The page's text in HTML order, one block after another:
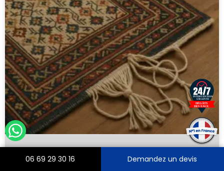
06 69 29 30 16 Demandez un devis